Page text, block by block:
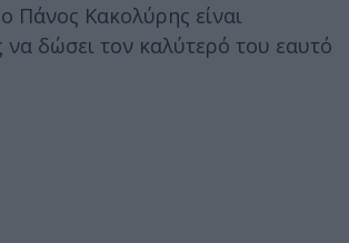
Πάνος Κακολύρης είναι
δώσει τον καλύτερό του εαυτό